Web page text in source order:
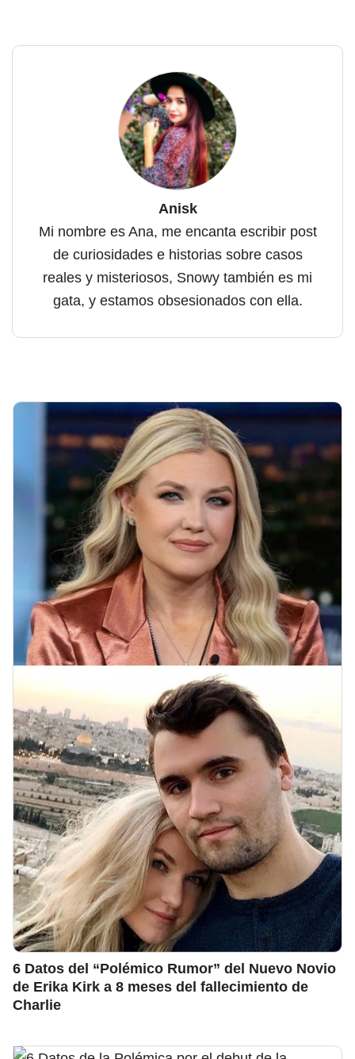
Anisk
Mi nombre es Ana, me encanta escribir post
de curiosidades e historias sobre casos
reales y misteriosos, Snowy también es mi
gata, y estamos obsesionados con ella.
6 Datos del “Polémico Rumor” del Nuevo Novio
de Erika Kirk a 8 meses del fallecimiento de
Charlie